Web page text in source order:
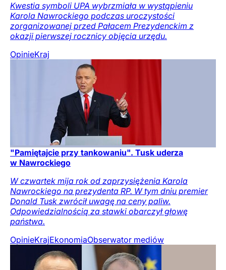
Kwestia symboli UPA wybrzmiała w wystąpieniu
Karola Nawrockiego podczas uroczystości
zorganizowanej przed Pałacem Prezydenckim z
okazji pierwszej rocznicy objęcia urzędu.
OpinieKraj
"Pamiętajcie przy tankowaniu". Tusk uderza
w Nawrockiego
W czwartek mija rok od zaprzysiężenia Karola
Nawrockiego na prezydenta RP. W tym dniu premier
Donald Tusk zwrócił uwagę na ceny paliw.
Odpowiedzialnością za stawki obarczył głowę
państwa.
OpinieKrajEkonomiaObserwator mediów